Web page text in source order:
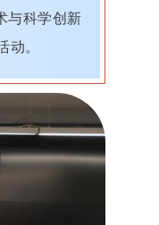
与科学创新
。